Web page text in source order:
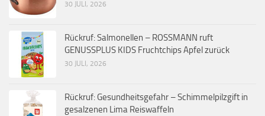
30 JULI, 2026
Rückruf: Salmonellen – ROSSMANN ruft
GENUSSPLUS KIDS Fruchtchips Apfel zurück
30 JULI, 2026
Rückruf: Gesundheitsgefahr – Schimmelpilzgift in
gesalzenen Lima Reiswaffeln